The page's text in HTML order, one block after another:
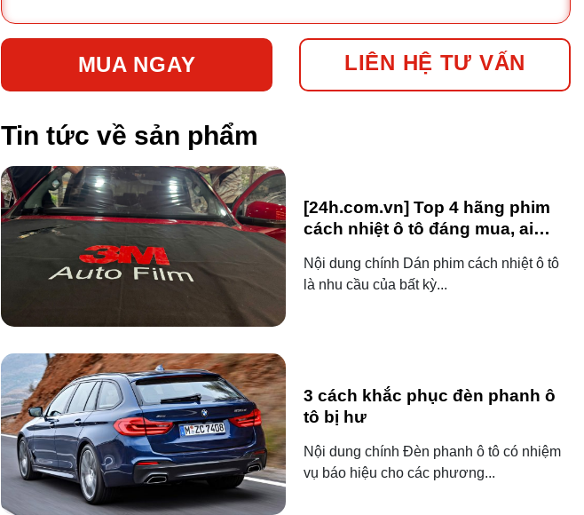
MUA NGAY LIÊN HỆ TƯ VẤN
Tin tức về sản phẩm
[24h.com.vn] Top 4 hãng phim
cách nhiệt ô tô đáng mua, ai
Nội dung chính Dán phim cách nhiệt ô tô
là nhu cầu của bất kỳ...
3 cách khắc phục đèn phanh ô
tô bị hư
Nội dung chính Đèn phanh ô tô có nhiệm
vụ báo hiệu cho các phương...